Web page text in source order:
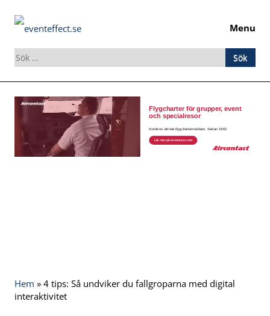
Menu
Sök
efter:
Skip
content
Hem » 4 tips: Så undviker du fallgroparna med digital
interaktivitet